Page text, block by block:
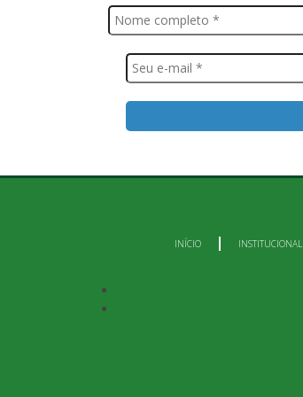
INÍCIO INSTITUCIONAL